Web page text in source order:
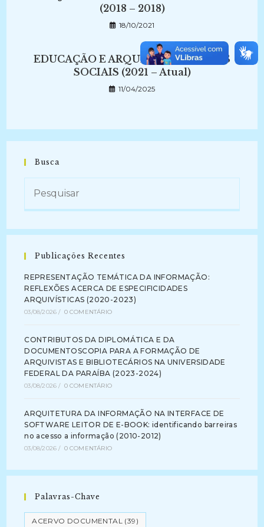
(2018 – 2018)
18/10/2021
EDUCAÇÃO E ARQUIVOS NAS REDES
SOCIAIS (2021 – Atual)
11/04/2025
Busca
Publicações Recentes
REPRESENTAÇÃO TEMÁTICA DA INFORMAÇÃO:
REFLEXÕES ACERCA DE ESPECIFICIDADES
ARQUIVÍSTICAS (2020-2023)
03/08/2026 / 0 COMENTÁRIO
CONTRIBUTOS DA DIPLOMÁTICA E DA
DOCUMENTOSCOPIA PARA A FORMAÇÃO DE
ARQUIVISTAS E BIBLIOTECÁRIOS NA UNIVERSIDADE
FEDERAL DA PARAÍBA (2023-2024)
03/08/2026 / 0 COMENTÁRIO
ARQUITETURA DA INFORMAÇÃO NA INTERFACE DE
SOFTWARE LEITOR DE E-BOOK: identificando barreiras
no acesso a informação (2010-2012)
03/08/2026 / 0 COMENTÁRIO
Palavras-Chave
ACERVO DOCUMENTAL (39)